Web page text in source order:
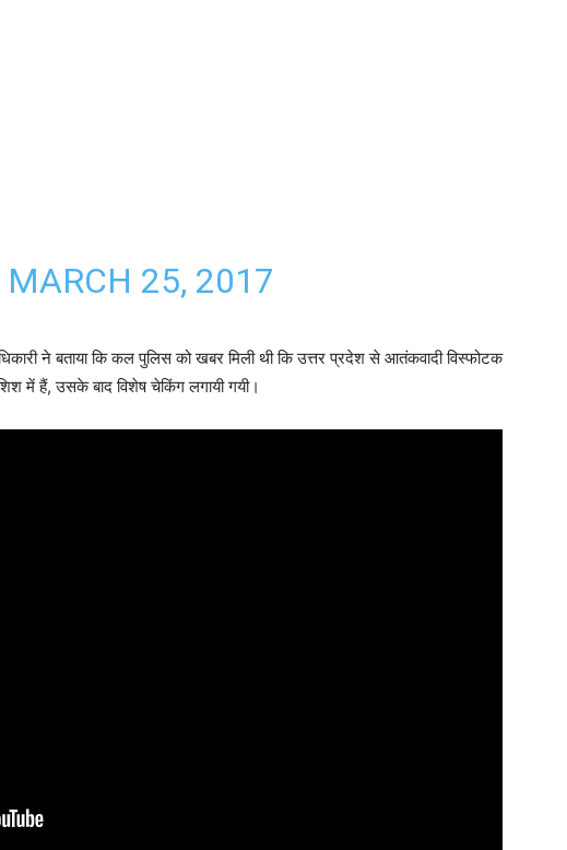
MARCH 25, 2017
ने बताया कि कल पुलिस को खबर मिली थी कि उत्तर प्रदेश से आतंकवादी विस्फोटक
में हैं, उसके बाद विशेष चेकिंग लगायी गयी।